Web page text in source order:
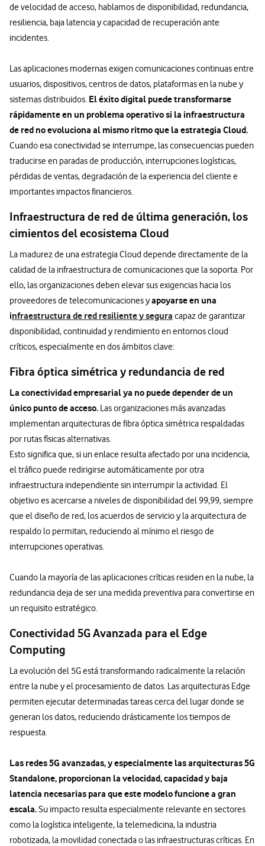
de velocidad de acceso, hablamos de disponibilidad, redundancia,
resiliencia, baja latencia y capacidad de recuperación ante
incidentes.
Las aplicaciones modernas exigen comunicaciones continuas entre
usuarios, dispositivos, centros de datos, plataformas en la nube y
sistemas distribuidos. El éxito digital puede transformarse
rápidamente en un problema operativo si la infraestructura
de red no evoluciona al mismo ritmo que la estrategia Cloud.
Cuando esa conectividad se interrumpe, las consecuencias pueden
traducirse en paradas de producción, interrupciones logísticas,
pérdidas de ventas, degradación de la experiencia del cliente e
importantes impactos financieros.
Infraestructura de red de última generación, los
cimientos del ecosistema Cloud
La madurez de una estrategia Cloud depende directamente de la
calidad de la infraestructura de comunicaciones que la soporta. Por
ello, las organizaciones deben elevar sus exigencias hacia los
proveedores de telecomunicaciones yapoyarse en una
infraestructura de red resiliente y segura capaz de garantizar
disponibilidad, continuidad y rendimiento en entornos cloud
críticos, especialmente en dos ámbitos clave:
Fibra óptica simétrica y redundancia de red
La conectividad empresarial ya no puede depender de un
único punto de acceso. Las organizaciones más avanzadas
implementan arquitecturas de fibra óptica simétrica respaldadas
por rutas físicas alternativas.
Esto significa que, si un enlace resulta afectado por una incidencia,
el tráfico puede redirigirse automáticamente por otra
infraestructura independiente sin interrumpir la actividad. El
objetivo es acercarse a niveles de disponibilidad del 99,99, siempre
que el diseño de red, los acuerdos de servicio y la arquitectura de
respaldo lo permitan, reduciendo al mínimo el riesgo de
interrupciones operativas.
Cuando la mayoría de las aplicaciones críticas residen en la nube, la
redundancia deja de ser una medida preventiva para convertirse en
un requisito estratégico.
Conectividad 5G Avanzada para el Edge
Computing
La evolución del 5G está transformando radicalmente la relación
entre la nube y el procesamiento de datos. Las arquitecturas Edge
permiten ejecutar determinadas tareas cerca del lugar donde se
generan los datos, reduciendo drásticamente los tiempos de
respuesta.
Las redes 5G avanzadas, y especialmente las arquitecturas 5G
Standalone, proporcionan la velocidad, capacidad y baja
latencia necesarias para que este modelo funcione a gran
escala.Su impacto resulta especialmente relevante en sectores
como la logística inteligente, la telemedicina, la industria
robotizada, la movilidad conectada o las infraestructuras críticas. En